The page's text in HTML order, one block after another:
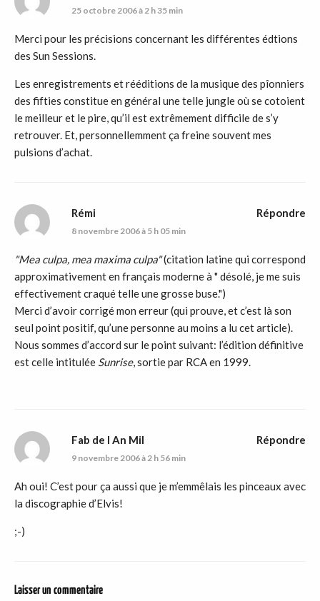
25 octobre 2006 à 2 h 35 min
Merci pour les précisions concernant les différentes édtions
des Sun Sessions.
Les enregistrements et rééditions de la musique des pîonniers
des fifties constitue en général une telle jungle où se cotoient
le meilleur et le pire, qu’il est extrêmement difficile de s’y
retrouver. Et, personnellemment ça freine souvent mes
pulsions d’achat.
Rémi
8 novembre 2006 à 5 h 05 min
"Mea culpa, mea maxima culpa"(citation latine qui correspond
approximativement en français moderne à " désolé, je me suis
effectivement craqué telle une grosse buse.")
Merci d’avoir corrigé mon erreur (qui prouve, et c’est là son
seul point positif, qu’une personne au moins a lu cet article).
Nous sommes d’accord sur le point suivant: l’édition définitive
est celle intitulée Sunrise, sortie par RCA en 1999.
Répondre
Fab de l An Mil
9 novembre 2006 à 2 h 56 min
Ah oui! C’est pour ça aussi que je m’emmêlais les pinceaux avec
la discographie d’Elvis!
;-)
Répondre
Laisser un commentaire